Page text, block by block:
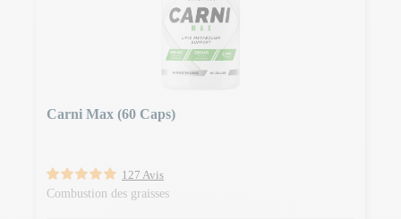
Carni Max (60 Caps)
127 Avis
Combustion des graisses